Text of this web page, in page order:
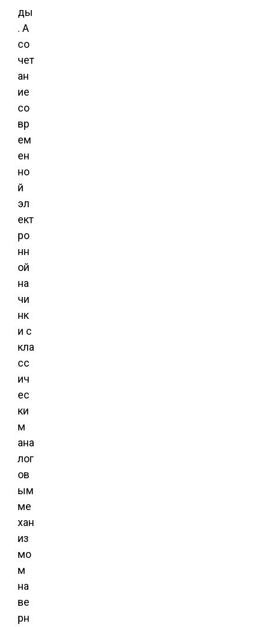
ды
. А
со
чет
ан
ие
со
вр
ем
ен
но
й
эл
ект
ро
нн
ой
на
чи
нк
и с
кла
сс
ич
ес
ки
м
ана
лог
ов
ым
ме
хан
из
мо
м
на
ве
рн